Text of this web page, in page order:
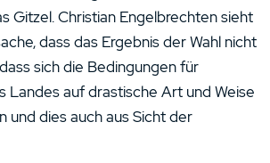
Gitzel. Christian Engelbrechten sieht
dass das Ergebnis der Wahl nicht
sich die Bedingungen für
Landes auf drastische Art und Weise
und dies auch aus Sicht der